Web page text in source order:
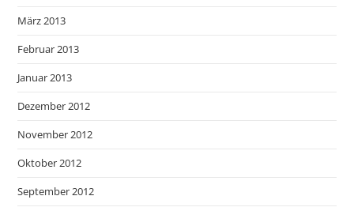
März 2013
Februar 2013
Januar 2013
Dezember 2012
November 2012
Oktober 2012
September 2012